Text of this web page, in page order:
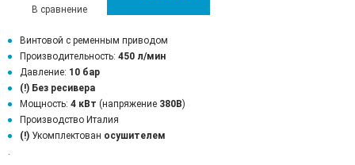
Винтовой с ременным приводом
Производительность: 450 л/мин
Давление: 10 бар
(!) Без ресивера
Мощность: 4 кВт (напряжение 380В)
Производство Италия
(!) Укомплектован осушителем
В сравнение